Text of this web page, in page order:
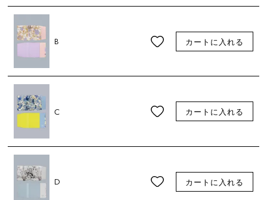
B カートに入れる
C カートに入れる
D カートに入れる